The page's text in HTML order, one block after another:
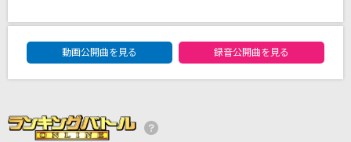
ファタール
SUPER BEAVER
DAM★ともボーカルエントリーランキング
動画公開曲を見る
録音公開曲を見る